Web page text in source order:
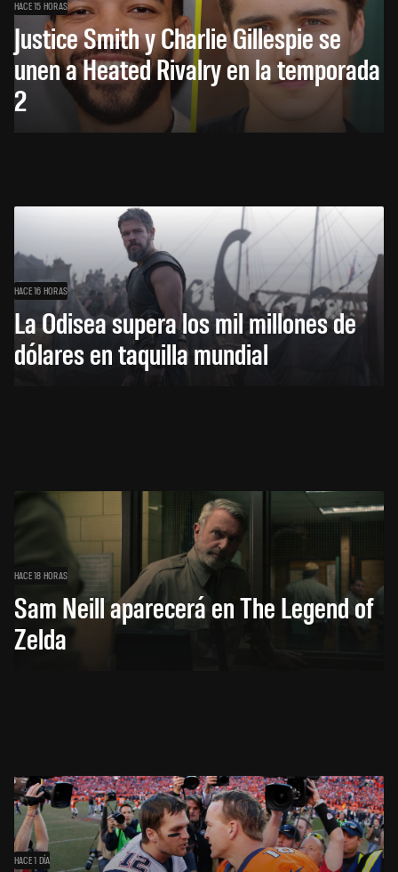
HACE 15 HORAS
Justice Smith y Charlie Gillespie se
unen a Heated Rivalry en la temporada
2
HACE 16 HORAS
La Odisea supera los mil millones de
dólares en taquilla mundial
HACE 18 HORAS
Sam Neill aparecerá en The Legend of
Zelda
HACE 1 DÍA